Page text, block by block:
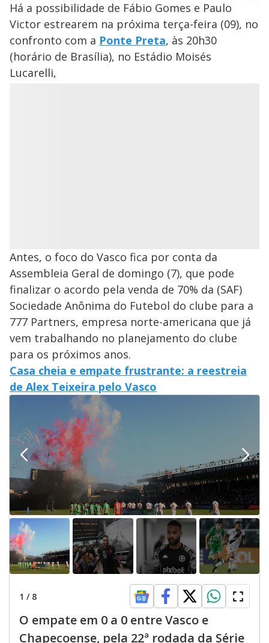
Há a possibilidade de Fábio Gomes e Paulo
Victor estrearem na próxima terça-feira (09), no
confronto com a Ponte Preta, às 20h30
(horário de Brasília), no Estádio Moisés
Lucarelli,
Antes, o foco do Vasco fica por conta da
Assembleia Geral de domingo (7), que pode
finalizar o acordo pela venda de 70% da (SAF)
Sociedade Anônima do Futebol do clube para a
777 Partners, empresa norte-americana que já
vem trabalhando no planejamento do clube
para os próximos anos.
Casa cheia e empate frustrante: a reestreia
de Alex Teixeira pelo Vasco
1 / 8
O empate em 0 a 0 entre Vasco e
Chapecoense, pela 22ª rodada da Série